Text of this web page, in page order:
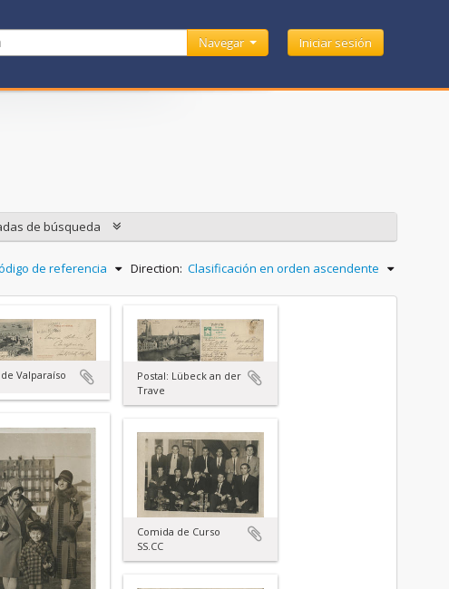
Iniciar sesión
Navegar
de búsqueda
de referencia Direction: Clasificación en orden ascendente
Valparaíso
Postal: Lübeck an der
Trave
Comida de Curso
SS.CC